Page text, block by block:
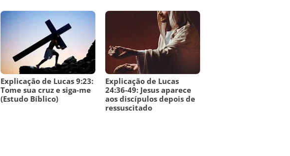
Explicação de Lucas 9:23:
Tome sua cruz e siga-me
(Estudo Bíblico)
Explicação de Lucas
24:36-49: Jesus aparece
aos discípulos depois de
ressuscitado